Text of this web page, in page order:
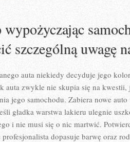
wypożyczając
szczególną uwagę
auta niekiedy decyduje jego
auta zwykle nie skupia się na kwestii,
jego samochodu. Zabiera nowe
gładka warstwa lakieru ulegnie
i nie musi się o nic martwić.
dopasuje barwę oraz